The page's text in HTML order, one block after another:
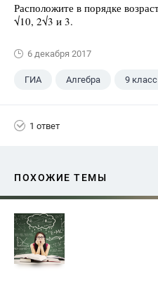
Расположите в порядке
√10, 2√3 и 3.
6 декабря 2017
ГИА Алгебра 9 класс
1 ответ
ПОХОЖИЕ ТЕМЫ